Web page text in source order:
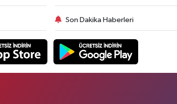
Son Dakika Haberleri